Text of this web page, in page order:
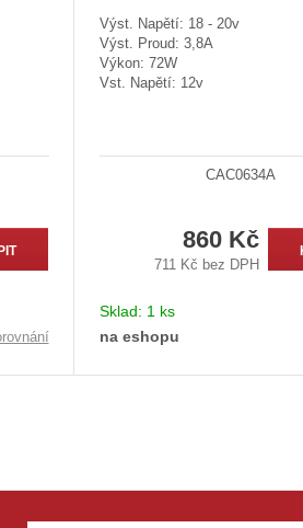
Výst. Napětí: 18 - 20v
Výst. Proud: 3,8A
Výkon: 72W
Vst. Napětí: 12v
CAC0634A
860 Kč
711 Kč bez DPH
Sklad: 1 ks
na eshopu